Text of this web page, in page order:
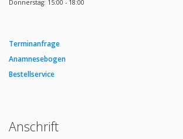
Donnerstag: 15:00 - 18:00
Terminanfrage
Anamnesebogen
Bestellservice
Anschrift